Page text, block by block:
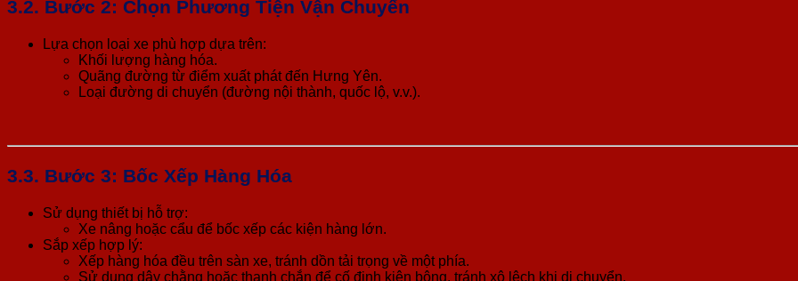
3.2. Bước 2: Chọn Phương Tiện Vận Chuyển
Lựa chọn loại xe phù hợp dựa trên:
Khối lượng hàng hóa.
Quãng đường từ điểm xuất phát đến Hưng Yên.
Loại đường di chuyển (đường nội thành, quốc lộ, v.v.).
3.3. Bước 3: Bốc Xếp Hàng Hóa
Sử dụng thiết bị hỗ trợ:
Xe nâng hoặc cẩu để bốc xếp các kiện hàng lớn.
Sắp xếp hợp lý:
Xếp hàng hóa đều trên sàn xe, tránh dồn tải trọng về một phía.
Sử dụng dây chằng hoặc thanh chắn để cố định kiện bông, tránh xô lệch khi di chuyển.